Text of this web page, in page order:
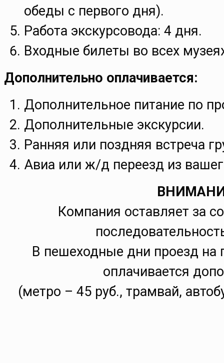
обеды с первого дня).
Работа экскурсовода: 4 дня.
Входные билеты во всех
Дополнительно оплачивается:
Дополнительное питание по
Дополнительные экскурсии.
Ранняя или поздняя встреча
Авиа или ж/д переезд из
Компания оставляет за
В пешеходные дни проезд на
оплачивается
(метро – 45 руб., трамвай,